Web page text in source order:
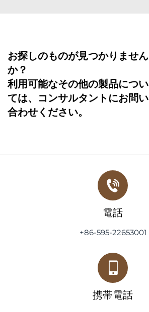
お探しのものが見つかりません
か？
利用可能なその他の製品につい
ては、コンサルタントにお問い
合わせください。
電話
+86-595-22653001
携帯電話